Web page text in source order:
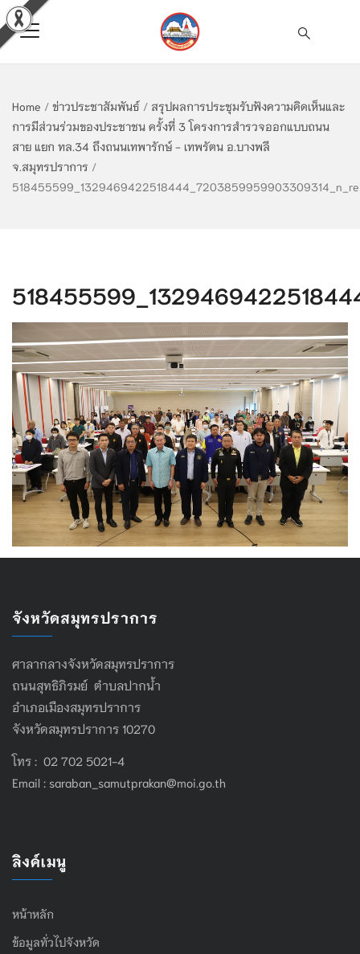
Home / ข่าวประชาสัมพันธ์ / สรุปผลการประชุมรับฟังความคิดเห็นและ
การมีส่วนร่วมของประชาชน ครั้งที่ 3 โครงการสำรวจออกแบบถนน
สาย แยก ทล.34 ถึงถนนเทพารักษ์ - เทพรัตน อ.บางพลี
จ.สมุทรปราการ /
จังหวัดสมุทรปราการ
ศาลากลางจังหวัดสมุทรปราการ
ถนนสุทธิภิรมย์ ตำบลปากน้ำ
อำเภอเมืองสมุทรปราการ
จังหวัดสมุทรปราการ 10270
โทร : 02 702 5021-4
Email : saraban_samutprakan@moi.go.th
ลิงค์เมนู
หน้าหลัก
ข้อมูลทั่วไปจังหวัด